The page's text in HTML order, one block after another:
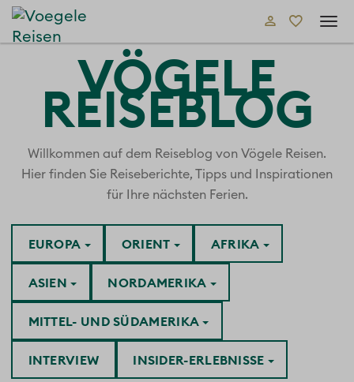
VÖGELE
REISEBLOG
Willkommen auf dem Reiseblog von Vögele Reisen.
Hier finden Sie Reiseberichte, Tipps und Inspirationen
für Ihre nächsten Ferien.
AFRIKA
ASIEN
EUROPA
INSIDER-ERLEBNISSE
INTERVIEW
MITTEL- UND SÜDAMERIKA
NORDAMERIKA
ORIENT